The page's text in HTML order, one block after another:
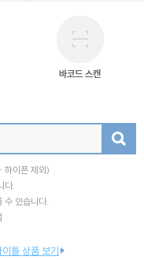
바코드 스캔
하이픈 제외)
다.
수 있습니다.
틀 상품 보기